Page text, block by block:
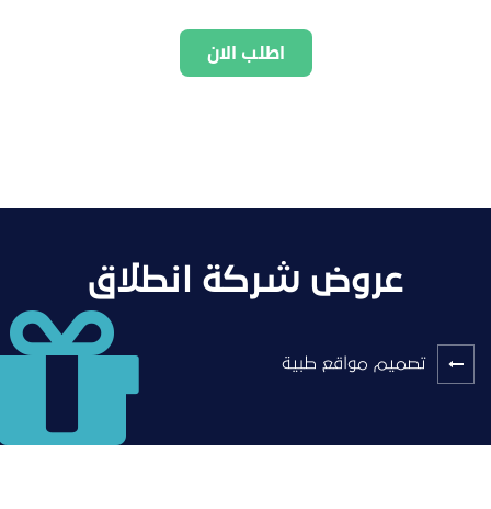
اطلب الان
عروض شركة انطلاق
تصميم مواقع طبية